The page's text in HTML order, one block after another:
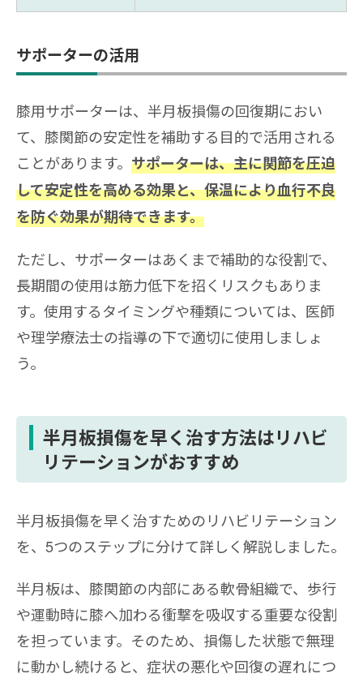
サポーターの活用
膝用サポーターは、半月板損傷の回復期におい
て、膝関節の安定性を補助する目的で活用される
ことがあります。 サポーターは、主に関節を圧迫
して安定性を高める効果と、保温により血行不良
を防ぐ効果が期待できます。
ただし、サポーターはあくまで補助的な役割で、
長期間の使用は筋力低下を招くリスクもありま
す。使用するタイミングや種類については、医師
や理学療法士の指導の下で適切に使用しましょ
う。
半月板損傷を早く治す方法はリハビ
リテーションがおすすめ
半月板損傷を早く治すためのリハビリテーション
を、5つのステップに分けて詳しく解説しました。
半月板は、膝関節の内部にある軟骨組織で、歩行
や運動時に膝へ加わる衝撃を吸収する重要な役割
を担っています。そのため、損傷した状態で無理
に動かし続けると、症状の悪化や回復の遅れにつ